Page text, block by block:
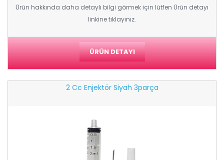
Ürün hakkında daha detaylı bilgi görmek için lütfen Ürün detayı
linkine tıklayınız.
ÜRÜN DETAYI
2 Cc Enjektör Siyah 3parça